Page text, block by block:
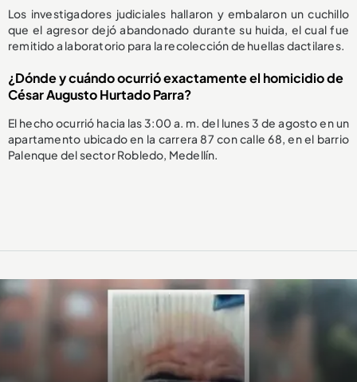
Los investigadores judiciales hallaron y embalaron un cuchillo
que el agresor dejó abandonado durante su huida, el cual fue
remitido a laboratorio para la recolección de huellas dactilares.
¿Dónde y cuándo ocurrió exactamente el homicidio de
César Augusto Hurtado Parra?
El hecho ocurrió hacia las 3:00 a. m. del lunes 3 de agosto en un
apartamento ubicado en la carrera 87 con calle 68, en el barrio
Palenque del sector Robledo, Medellín.